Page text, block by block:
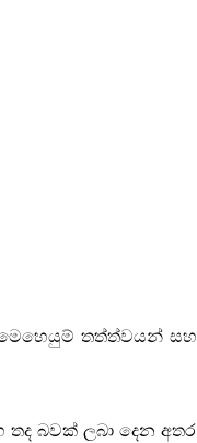
මෙහෙයුම් තත්ත්වයන්
තද බවක් ලබා දෙන